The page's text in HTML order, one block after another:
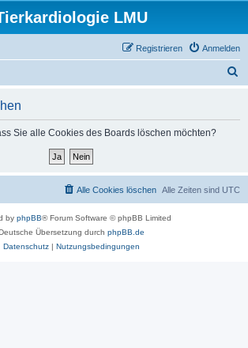
LMU
Anmelden
Registrieren
Sie alle Cookies des Boards löschen möchten?
Alle Zeiten sind UTC
Alle Cookies löschen
by phpBB® Forum Software © phpBB Limited
Übersetzung durch phpBB.de
Datenschutz| Nutzungsbedingungen